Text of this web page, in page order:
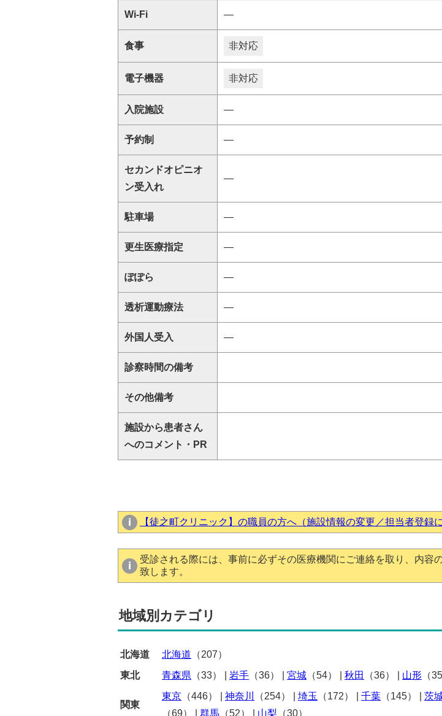
Wi-Fi ―
食事 非対応
電子機器 非対応
入院施設 ―
予約制 ―
セカンドオピニオ
ン受入れ
―
駐車場 ―
更生医療指定 ―
ぽぽら ―
透析運動療法 ―
外国人受入 ―
診察時間の備考
その他備考
施設から患者さん
へのコメント・PR
【徒之町クリニック】の職員の方へ（施設情報の変更／担当者登録
受診される際には、事前に必ずその医療機関にご連絡を取り、内容
致します。
地域別カテゴリ
北海道 北海道 （207）
東北
青森県 （33） 岩手 （36） 宮城 （54） 秋田 （36） 山形 （
関東
東京 （446） 神奈川 （254） 埼玉 （172） 千葉 （145） 茨
（69）
群馬 （52） 山梨 （30）